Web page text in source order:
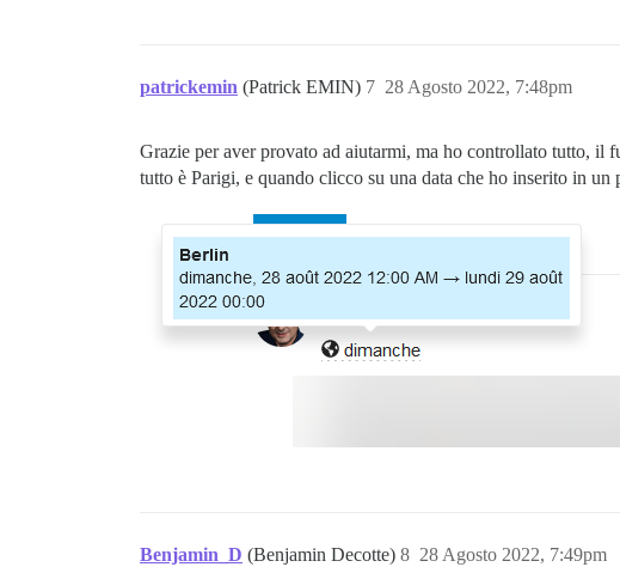
patrickemin (Patrick EMIN) 28 Agosto 2022, 7:48pm
7
Grazie per aver provato ad aiutarmi, ma ho controllato tutto,
tutto è Parigi, e quando clicco su una data che ho inserito in
Benjamin_D (Benjamin Decotte) 28 Agosto 2022, 7:49pm
8